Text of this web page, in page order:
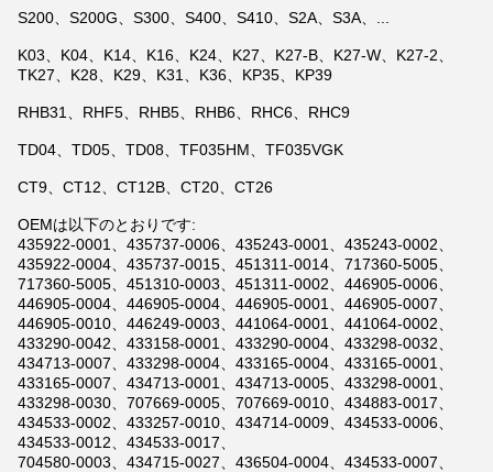
S200、S200G、S300、S400、S410、S2A、S3A、...
K03、K04、K14、K16、K24、K27、K27-B、K27-W、K27-2、
TK27、K28、K29、K31、K36、KP35、KP39
RHB31、RHF5、RHB5、RHB6、RHC6、RHC9
TD04、TD05、TD08、TF035HM、TF035VGK
CT9、CT12、CT12B、CT20、CT26
OEMは以下のとおりです:
435922-0001、435737-0006、435243-0001、435243-0002、
435922-0004、435737-0015、451311-0014、717360-5005、
717360-5005、451310-0003、451311-0002、446905-0006、
446905-0004、446905-0004、446905-0001、446905-0007、
446905-0010、446249-0003、441064-0001、441064-0002、
433290-0042、433158-0001、433290-0004、433298-0032、
434713-0007、433298-0004、433165-0004、433165-0001、
433165-0007、434713-0001、434713-0005、433298-0001、
433298-0030、707669-0005、707669-0010、434883-0017、
434533-0002、433257-0010、434714-0009、434533-0006、
434533-0012、434533-0017、
704580-0003、434715-0027、436504-0004、434533-0007、